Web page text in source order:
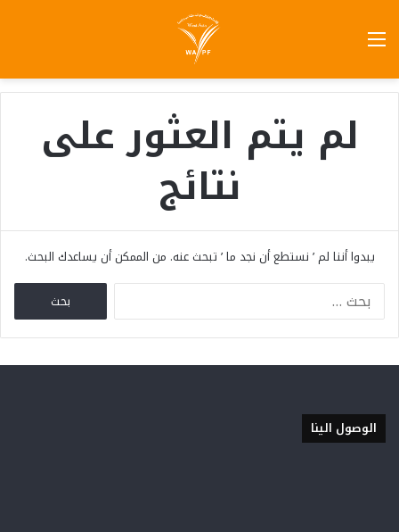
لم يتم العثور على
نتائج
يبدوا أننا لم ’ نستطع أن نجد ما ’ تبحث عنه. من الممكن أن يساعدك البحث.
الوصول الينا